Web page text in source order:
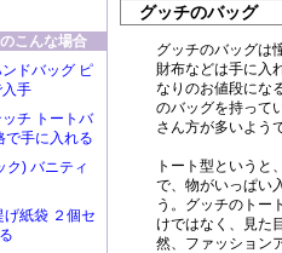
グッチのバッグ
グッチのバッグは
財布などは手に入
なりのお値段にな
のバッグを持って
さん方が多いよう
トート型というと
で、物がいっぱい
う。グッチのトー
けではなく、見た
然、ファッション
こんな場合
ドバッグ ピ
手
チ トートバ
で手に入れる
ク) バニティ
紙袋 ２個セ